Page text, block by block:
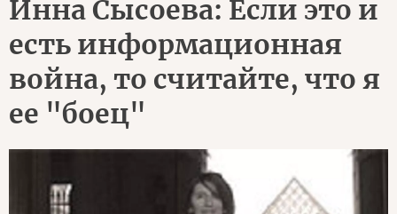
Инна Сысоева: Если это и
есть информационная
война, то считайте, что я
ее "боец"